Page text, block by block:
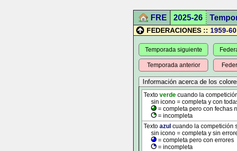
FRE 2025-26
FEDERACIONES :: 1959-60
Temporada siguiente
Temporada anterior
Texto verde cuando la
sin icono = completa y con
= completa pero con fechas
= incompleta
Texto azul cuando la competición
sin icono = completa y sin
= completa pero con errores
= incompleta